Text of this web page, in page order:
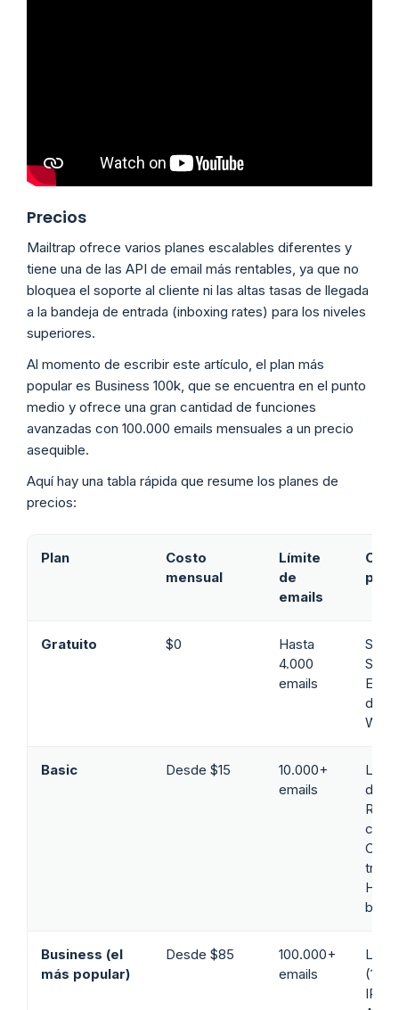
Precios
Mailtrap ofrece varios planes escalables diferentes y
tiene una de las API de email más rentables, ya que no
bloquea el soporte al cliente ni las altas tasas de llegada
a la bandeja de entrada (inboxing rates) para los niveles
superiores.
Al momento de escribir este artículo, el plan más
popular es Business 100k, que se encuentra en el punto
medio y ofrece una gran cantidad de funciones
avanzadas con 100.000 emails mensuales a un precio
asequible.
Aquí hay una tabla rápida que resume los planes de
precios:
Plan
Costo
mensual
Límite
de
emails
Gratuito $0
Hasta
4.000
emails
drop
Basic Desde $15
10.000+
emails
días)
Business (el
más popular)
Desde $85
100.000+
emails
(15
IP